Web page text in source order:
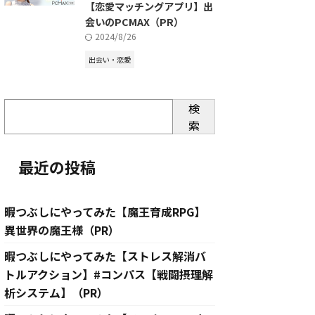
【恋愛マッチングアプリ】出
会いのPCMAX（PR）
2024/8/26
出会い・恋愛
検
索
最近の投稿
暇つぶしにやってみた【魔王育成RPG】
異世界の魔王様（PR）
暇つぶしにやってみた【ストレス解消バ
トルアクション】#コンパス【戦闘摂理解
析システム】（PR）